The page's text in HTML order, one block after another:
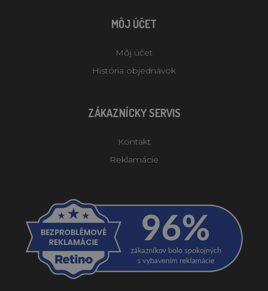
MÔJ ÚČET
Môj účet
História objednávok
ZÁKAZNÍCKY SERVIS
Kontakt
Reklamácie